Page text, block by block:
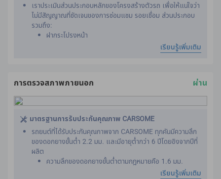
เราประเมินส่วนประกอบหลักของโครงสร้างตัวรถ เพื่อให้แน่ใจว่า
ไม่มีสัญญาณที่ชัดเจนของการซ่อมแซม รอยเชื่อม ส่วนประกอบ
รวมถึง:
ฝากระโปรงหน้า
เข็มขัดนิรภัยได้รับการประเมินโดยการเปรียบเทียบปีที่ผลิตกับปีที่
ผลิตรถยนต์
นี่เป็นสิ่งสําคัญ เนื่องจากเข็มขัดนิรภัยได้รับการออกแบบให้ทํา
งานได้อย่างมีประสิทธิภาพ เราต้องการตรวจให้แน่ใจว่ารถคันใหม่
ของคุณไม่เคยผ่านอุบัติเหตุหนักมาก่อน
เรียนรู้เพิ่มเติม
การตรวจสภาพภายนอก ผ่าน
มาตรฐานการรับประกันคุณภาพ CARSOME
รถยนต์ที่ได้รับประกันคุณภาพจาก CARSOME ทุกคันมีความลึก
ของดอกยางขั้นต่ำ 2.2 มม. และมีอายุต่ำกว่า 6 ปีโดยอิงจากปีที่
ผลิต
ความลึกของดอกยางขั้นต่ําตามกฎหมายคือ 1.6 มม.
เราดําเนินการตรวจสภาพทั่วทั้งภายนอกรถ เพื่อให้แน่ใจว่าเป็นไป
เรียนรู้เพิ่มเติม